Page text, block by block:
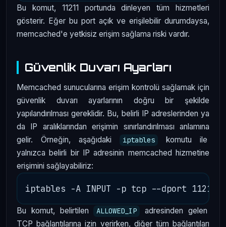
Bu komut, 11211 portunda dinleyen tüm hizmetleri
gösterir. Eğer bu port açık ve erişilebilir durumdaysa,
memcached'e yetkisiz erişim sağlama riski vardır.
Güvenlik Duvarı Ayarları
Memcached sunucularına erişim kontrolü sağlamak için
güvenlik duvarı ayarlarının doğru bir şekilde
yapılandırılması gereklidir. Bu, belirli IP adreslerinden ya
da IP aralıklarından erişimin sınırlandırılması anlamına
gelir. Örneğin, aşağıdaki
iptables
komutu ile
yalnızca belirli bir IP adresinin memcached hizmetine
erişimini sağlayabiliriz:
Bu komut, belirtilen ALLOWED_IP
adresinden gelen
TCP bağlantılarına izin verirken, diğer tüm bağlantıları